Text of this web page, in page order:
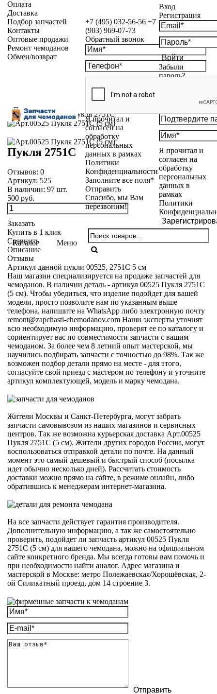
+7 (495) 032-56-56 +7
(903) 969-07-73
Обратный звонок
Я прочитал и
согласен на
обработку
персональных
данных в рамках
Политики
Конфиденциальности
Заполните все поля*
Отправить
Спасибо, мы Вам
перезвоним!
Вход
Регистрация
Войти
Забыли
пароль?
Я прочитал и
согласен на
обработку
персональных
данных в
рамках
Политики
Каталог Меню
Оплата
Доставка
Подбор запчастей
Контакты
Оптовые продажи
Ремонт чемоданов
Обмен/возврат
Каталог»Пукли»Пукля 2751С
Пукля 2751С
Отзывов: 0
Артикул: 525
В наличии: 97 шт.
500 руб.
Заказать
Купить в 1 клик
Сравнить
Описание
Отзывы
Артикул данной пукли 00525, 2751С 5 см
Наш магазин специализируется на продаже запчастей для
чемоданов. В наличии деталь - артикул 00525 Пукля 2751С
(5 см). Чтобы убедиться, что изделие подойдет для вашей
модели, просто позволите нам по указанным выше
телефона, напишите на WhatsApp либо электронную почту
remont@zapchasti-chemodanov.com Наши эксперты уточнят
всю необходимую информацию, проверят ее по каталогу и
сориентирует вас по совместимости запчасти с вашим
чемоданом. За более чем 8 летний опыт мастерской, мы
научились подбирать запчасти с точностью до 98%. Так же
возможен подбор детали прямо на месте - для этого,
согласуйте свой приезд с мастером по телефону и уточните
артикул комплектующей, модель и марку чемодана.
Жители Москвы и Санкт-Петербурга, могут забрать
запчасти самовывозом из наших магазинов и сервисных
центров. Так же возможна курьерская доставка Арт.00525
Пукля 2751С (5 см). Жители других городов России, могут
воспользоваться отправкой детали по почте. На данный
момент это самый дешевый и быстрый способ (посылка
идет обычно несколько дней). Рассчитать стоимость
доставки можно прямо на сайте, в режиме онлайн, либо
обратившись к менеджерам интернет-магазина.
На все запчасти действует гарантия производителя.
Дополнительную информацию, а так же самостоятельно
проверить, подойдет ли запчасть артикул 00525 Пукля
2751С (5 см) для вашего чемодана, можно на официальном
сайте конкретного бренда. Мы всегда готовы вам помочь и
при необходимости найти аналог. Адрес магазина и
мастерской в Москве: метро Полежаевская/Хорошёвская, 2-
ой Силикатный проезд, дом 14 строение 3.